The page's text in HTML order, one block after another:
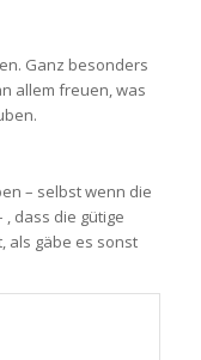
Ganz besonders
allem freuen, was
– selbst wenn die
dass die gütige
als gäbe es sonst